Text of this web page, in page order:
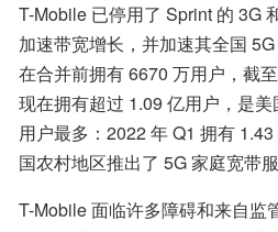
T-Mobile 已停用了 Sprint 的 3G
加速带宽增长，并加速其全国
在合并前拥有 6670 万用户，截
现在拥有超过 1.09 亿用户，是
用户最多：2022 年 Q1 拥有
国农村地区推出了 5G 家庭宽带服
T-Mobile 面临许多障碍和来自监